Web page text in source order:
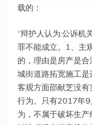
载的：
“辩护人认为:公诉机
罪不能成立。1、主
的，理由是房产是
城街道路拓宽施工是
客观方面邵献芝没
行为。只有2017年
为，不属于破坏生